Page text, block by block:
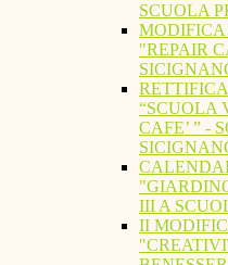
SCUOLA
"REPAIR
“SCUOLA
CAFE’ ” -
III A
II